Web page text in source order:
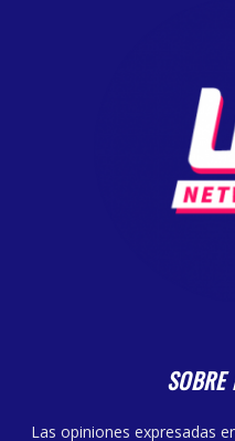
SOBRE
Las opiniones expresadas